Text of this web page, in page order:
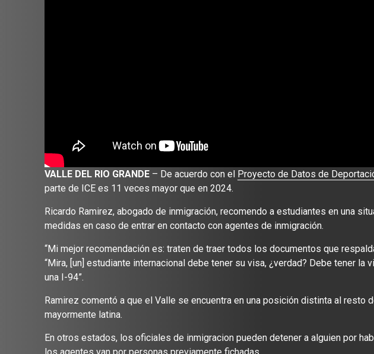
VALLE DEL RIO GRANDE – De acuerdo con el Proyecto de Datos de
parte de ICE es 11 veces mayor que en 2024.
Ricardo Ramirez, abogado de inmigración, recomendo a estudiantes en una
medidas en caso de entrar en contacto con agentes de inmigración.
“Mi mejor recomendación es: traten de traer todos los documentos que
“Mira, [un] estudiante internacional debe tener su visa, ¿verdad? Debe tener la
una I-94”.
Ramirez comentó a que el Valle se encuentra en una posición distinta al resto
mayormente latina.
En otros estados, los oficiales de inmigracion pueden detener a alguien por